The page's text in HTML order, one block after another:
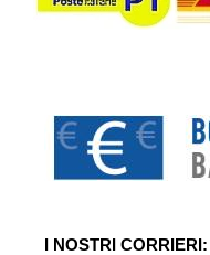
I NOSTRI CORRIERI: